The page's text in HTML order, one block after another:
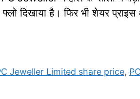
दिखाया है। फिर भी शेयर
Jeweller Limited share price,